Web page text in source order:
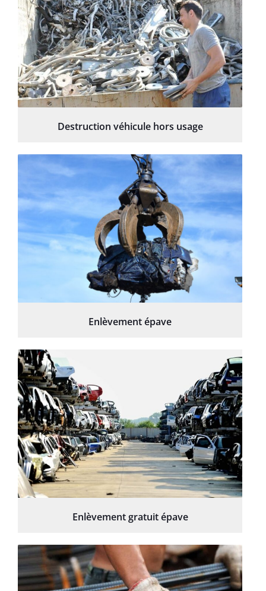
Destruction véhicule hors usage
Enlèvement épave
Enlèvement gratuit épave